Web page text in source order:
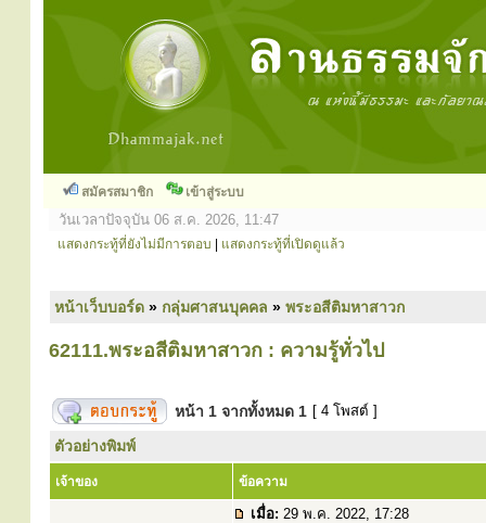
สมัครสมาชิก เข้าสู่ระบบ
วันเวลาปัจจุบัน 06 ส.ค. 2026, 11:47
แสดงกระทู้ที่ยังไม่มีการตอบ แสดงกระทู้ที่เปิดดูแล้ว
หน้าเว็บบอร์ด » กลุ่มศาสนบุคคล » พระอสีติมหาสาวก
62111.พระอสีติมหาสาวก : ความรู้ทั่วไป
หน้า 1 จากทั้งหมด 1 [ 4 โพสต์ ]
ตัวอย่างพิมพ์
เจ้าของ ข้อความ
เมื่อ: 29 พ.ค. 2022, 17:28